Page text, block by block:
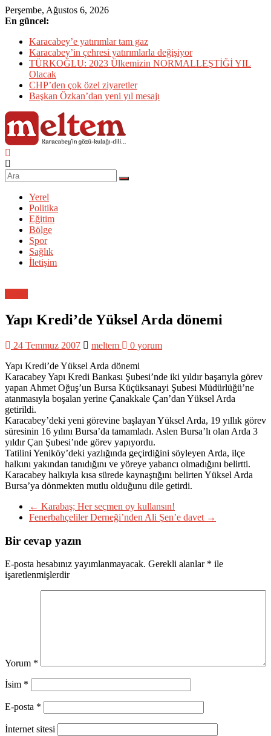
Skip
to
Perşembe, Ağustos 6, 2026
En güncel:
Karacabey’e yatırımlar tam gaz
Karacabey’in çehresi yatırımlarla değişiyor
TÜRKOĞLU: 2023 Ülkemizin NORMALLEŞTİĞİ YIL
Olacak
CHP’den çok özel ziyaretler
Başkan Özkan’dan yeni yıl mesajı
Karacabey
Meltem
Gazetesi
Karacabey'in
kulağı,
Yerel
Politika
Eğitim
Bölge
Spor
Sağlık
İletişim
Yapı Kredi’de Yüksel Arda dönemi
24 Temmuz 2007 meltem
0 yorum
Yapı Kredi’de Yüksel Arda dönemi
Karacabey Yapı Kredi Bankası Şubesi’nde iki yıldır başarıyla görev
yapan Ahmet Oğuş’un Bursa Küçüksanayi Şubesi Müdürlüğü’ne
atanmasıyla boşalan yerine Çanakkale Çan’dan Yüksel Arda
getirildi.
Karacabey’deki yeni görevine başlayan Yüksel Arda, 19 yıllık görev
süresinin 16 yılını Bursa’da tamamladı. Aslen Bursa’lı olan Arda 3
yıldır Çan Şubesi’nde görev yapıyordu.
Tatilini Yeniköy’deki yazlığında geçirdiğini söyleyen Arda, ilçe
halkını yakından tanıdığını ve yöreye yabancı olmadığını belirtti.
Karacabey halkıyla kısa sürede kaynaştığını belirten Yüksel Arda
Bursa’ya dönmekten mutlu olduğunu dile getirdi.
← Karabaş; Her seçmen oy kullansın!
Fenerbahçeliler Derneği’nden Ali Şen’e davet →
Bir cevap yazın
E-posta hesabınız yayımlanmayacak. Gerekli alanlar * ile
işaretlenmişlerdir
Yorum *
İsim *
E-posta *
İnternet sitesi